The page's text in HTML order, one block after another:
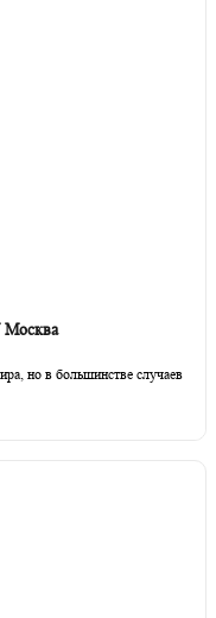
Москва
но в большинстве случаев